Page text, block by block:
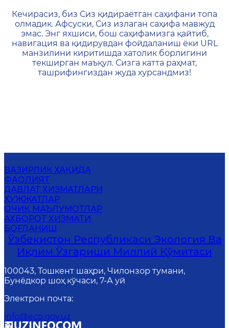
404 — Страница не
Кечирасиз, биз Сиз қидираётган саҳифани топа
олмадик. Афсуски, Сиз излаган саҳифа мавжуд
эмас. Энг яхшиси, бош саҳифамизга қайтиб,
навигация ва қидирувдан фойдаланиш ёки URL
манзилини киритишда хатолик борлигини
текширган маъқул. Сизга катта раҳмат,
ташрифингиздан жуда хурсандмиз!
ВАЗИРЛИК ҲАҚИДА
ФАОЛИЯТ
ДАВЛАТ ХИЗМАТЛАРИ
ҲУЖЖАТЛАР
ОЧИҚ МАЪЛУМОТЛАР
АХБОРОТ ХИЗМАТИ
БОҒЛАНИШ
Ўзбекистон Республикаси Экология Ва
Иқлим Ўзгариши Миллий Қўмитаси
100043, Тошкент шаҳри, Чилонзор тумани,
Бунёдкор шоҳ кўчаси, 7-А уй
Электрон почта:
info@eco.gov.uz